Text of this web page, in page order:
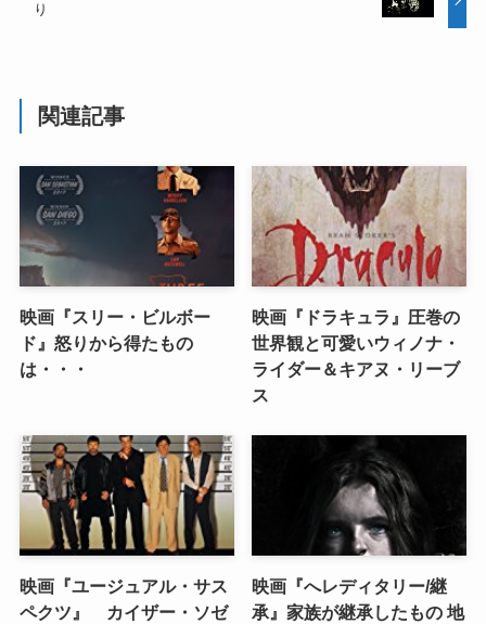
り
関連記事
映画『スリー・ビルボー
ド』怒りから得たもの
は・・・
映画『ドラキュラ』圧巻の
世界観と可愛いウィノナ・
ライダー＆キアヌ・リーブ
ス
映画『ユージュアル・サス
ペクツ』 カイザー・ソゼ
映画『へレディタリー/継
承』家族が継承したもの 地